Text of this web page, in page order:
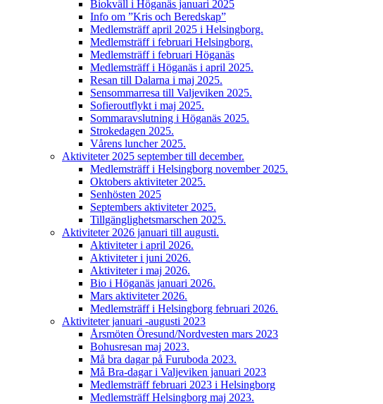
Biokväll i Höganäs januari 2025
Info om ”Kris och Beredskap”
Medlemsträff april 2025 i Helsingborg.
Medlemsträff i februari Helsingborg.
Medlemsträff i februari Höganäs
Medlemsträff i Höganäs i april 2025.
Resan till Dalarna i maj 2025.
Sensommarresa till Valjeviken 2025.
Sofieroutflykt i maj 2025.
Sommaravslutning i Höganäs 2025.
Strokedagen 2025.
Vårens luncher 2025.
Aktiviteter 2025 september till december.
Medlemsträff i Helsingborg november 2025.
Oktobers aktiviteter 2025.
Senhösten 2025
Septembers aktiviteter 2025.
Tillgänglighetsmarschen 2025.
Aktiviteter 2026 januari till augusti.
Aktiviteter i april 2026.
Aktiviteter i juni 2026.
Aktiviteter i maj 2026.
Bio i Höganäs januari 2026.
Mars aktiviteter 2026.
Medlemsträff i Helsingborg februari 2026.
Aktiviteter januari -augusti 2023
Årsmöten Öresund/Nordvesten mars 2023
Bohusresan maj 2023.
Må bra dagar på Furuboda 2023.
Må Bra-dagar i Valjeviken januari 2023
Medlemsträff februari 2023 i Helsingborg
Medlemsträff Helsingborg maj 2023.